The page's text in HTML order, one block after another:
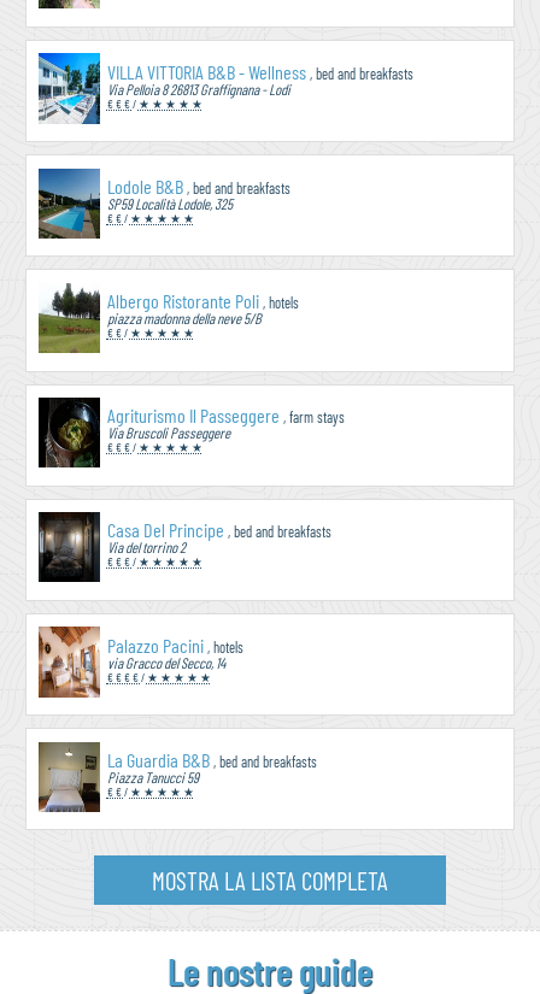
VILLA VITTORIA B&B - Wellness, bed and breakfasts
Via Pelloia 8 26813 Graffignana - Lodi
€ € €/ ★ ★ ★ ★ ★
Lodole B&B, bed and breakfasts
SP59 Località Lodole, 325
€ €/ ★ ★ ★ ★ ★
Albergo Ristorante Poli, hotels
piazza madonna della neve 5/B
€ €/ ★ ★ ★ ★ ★
Agriturismo Il Passeggere , farm stays
Via Bruscoli Passeggere
€ € €/ ★ ★ ★ ★ ★
Casa Del Principe , bed and breakfasts
Via del torrino 2
€ € €/ ★ ★ ★ ★ ★
Palazzo Pacini, hotels
via Gracco del Secco, 14
€ € € €/ ★ ★ ★ ★ ★
La Guardia B&B, bed and breakfasts
Piazza Tanucci 59
€ €/ ★ ★ ★ ★ ★
MOSTRA LA LISTA COMPLETA
Le nostre guide